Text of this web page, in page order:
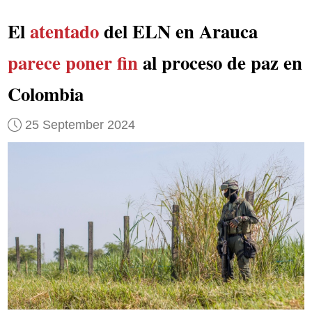
Elatentadodel ELN en Arauca
parece poner final proceso de paz en
Colombia
25 September 2024